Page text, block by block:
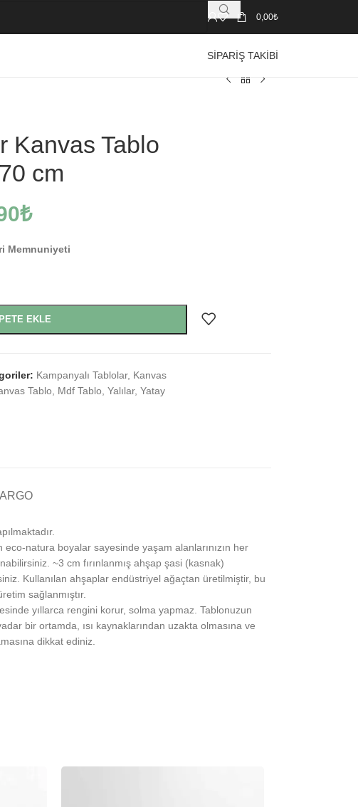
0,00₺
SIPARIŞ TAKIBI
Kanvas Tablo
cm
₺
Memnuniyeti
EKLE
Kampanyalı Tablolar, Kanvas
Tablo Mdf Tablo Yalılar, Yatay
natura boyalar sayesinde yaşam alanlarınızın her
~3 cm fırınlanmış ahşap şasi (kasnak)
Kullanılan ahşaplar endüstriyel ağaçtan üretilmiştir, bu
sağlanmıştır.
yıllarca rengini korur, solma yapmaz. Tablonuzun
bir ortamda, ısı kaynaklarından uzakta olmasına ve
dikkat ediniz.